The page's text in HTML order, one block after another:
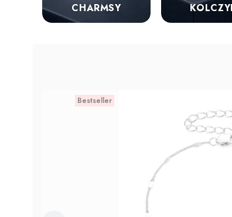
CHARMSY
Bestseller